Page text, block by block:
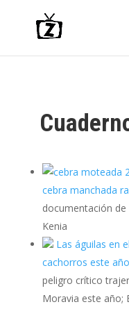
cebra manchada
documentación
Kenia
Las águilas en
cachorros este año
peligro crítico
Moravia este año;